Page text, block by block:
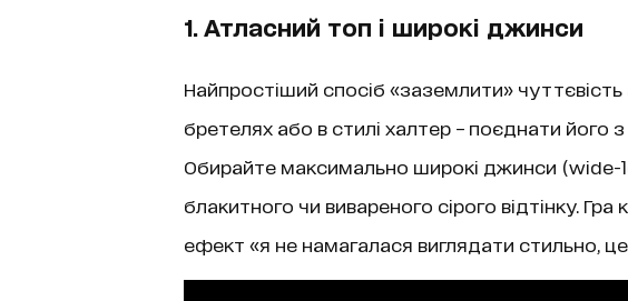
1. Атласний топ і широкі джинси
Найпростіший спосіб «заземлити»
бретелях або в стилі халтер – поєднати його
Обирайте максимально широкі джинси (wide-
блакитного чи вивареного сірого відтінку.
ефект «я не намагалася виглядати стильно,